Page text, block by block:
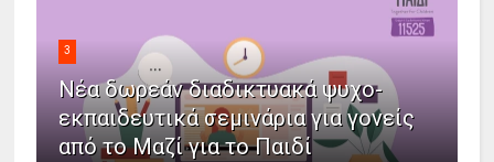
3
Νέα δωρεάν διαδικτυακά ψυχο-
εκπαιδευτικά σεμινάρια για γονείς
από το Μαζί για το Παιδί